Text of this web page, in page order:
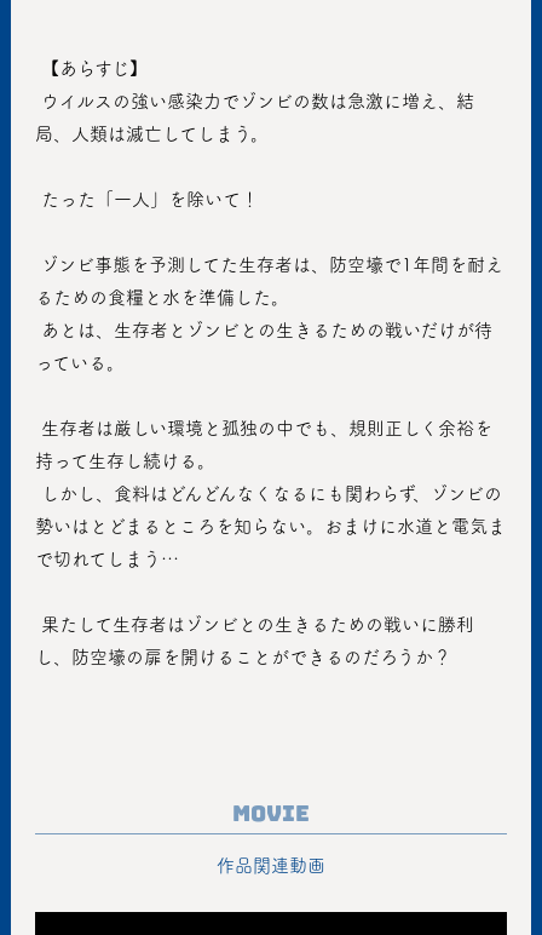
【あらすじ】
局、人類は滅亡してしまう。
たった「一人」を除いて！
るための食糧と水を準備した。
っている。
持って生存し続ける。
勢いはとどまるところを知らない。おまけに水道と電気ま
で切れてしまう…
し、防空壕の扉を開けることができるのだろうか？
Movie
作品関連動画